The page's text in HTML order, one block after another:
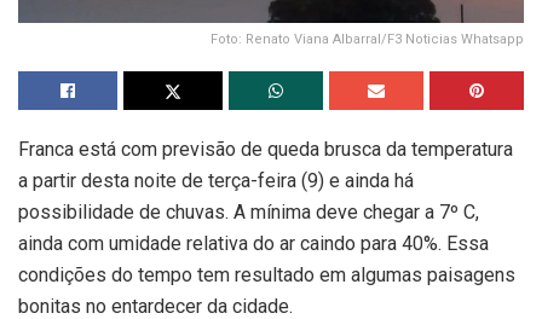
Foto: Renato Viana Albarral/F3 Noticias Whatsapp
Franca está com previsão de queda brusca da temperatura
a partir desta noite de terça-feira (9) e ainda há
possibilidade de chuvas. A mínima deve chegar a 7º C,
ainda com umidade relativa do ar caindo para 40%. Essa
condições do tempo tem resultado em algumas paisagens
bonitas no entardecer da cidade.